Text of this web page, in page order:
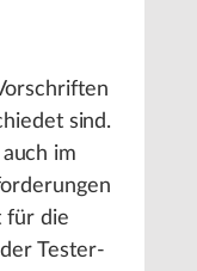
sind.
im
für die
Tester-